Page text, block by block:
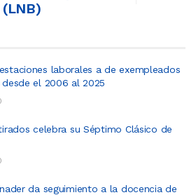
laborales a de exempleados
el 2006 al 2025
celebra su Séptimo Clásico de
da seguimiento a la docencia de